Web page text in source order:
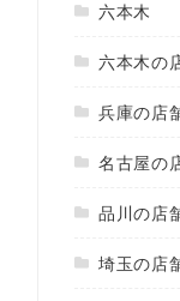
六本木
六本木の
兵庫の店
名古屋の
品川の店
埼玉の店